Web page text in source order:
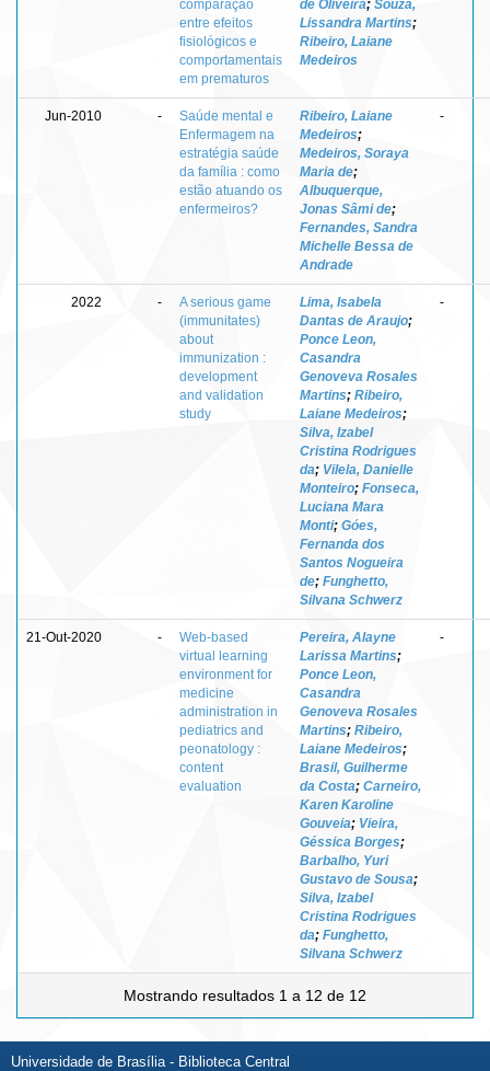
comparação
entre efeitos
fisiológicos e
comportamentais
em prematuros
de Oliveira; Souza,
Lissandra Martins;
Ribeiro, Laiane
Medeiros
Jun-2010 -
Saúde mental e
Enfermagem na
estratégia saúde
da família : como
estão atuando os
enfermeiros?
Ribeiro, Laiane
Medeiros;
Medeiros, Soraya
Maria de;
Albuquerque,
Jonas Sâmi de;
Fernandes, Sandra
Michelle Bessa de
Andrade
-
2022 -
A serious game
(immunitates)
about
immunization :
development
and validation
study
Lima, Isabela
Dantas de Araujo;
Ponce Leon,
Casandra
Genoveva Rosales
Martins; Ribeiro,
Laiane Medeiros;
Silva, Izabel
Cristina Rodrigues
da; Vilela, Danielle
Monteiro; Fonseca,
Luciana Mara
Monti; Góes,
Fernanda dos
Santos Nogueira
de; Funghetto,
Silvana Schwerz
-
21-Out-2020 -
Web-based
virtual learning
environment for
medicine
administration in
pediatrics and
peonatology :
content
evaluation
Pereira, Alayne
Larissa Martins;
Ponce Leon,
Casandra
Genoveva Rosales
Martins; Ribeiro,
Laiane Medeiros;
Brasil, Guilherme
da Costa; Carneiro,
Karen Karoline
Gouveia; Vieira,
Géssica Borges;
Barbalho, Yuri
Gustavo de Sousa;
Silva, Izabel
Cristina Rodrigues
da; Funghetto,
Silvana Schwerz
-
Mostrando resultados 1 a 12 de 12
Universidade de Brasília - Biblioteca Central